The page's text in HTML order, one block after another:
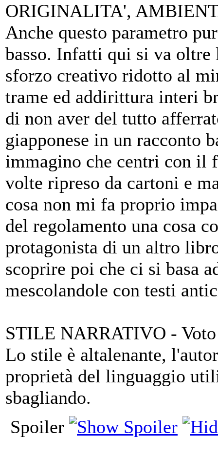
ORIGINALITA',
Anche questo parametro
basso. Infatti qui si va oltre
sforzo creativo ridotto al
trame ed addirittura interi
di non aver del tutto
giapponese in un racconto
immagino che centri con il
volte ripreso da cartoni e
cosa non mi fa proprio
del regolamento una cosa
protagonista di un altro
scoprire poi che ci si basa
mescolandole con testi
STILE NARRATIVO -
Lo stile è altalenante,
proprietà del linguaggio
sbagliando.
Spoiler